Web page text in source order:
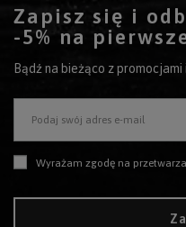
Zapisz się i
-5% na
Bądź na bieżąco z
Podaj swój adres e-mail
Wyrażam zgodę na przetwarzanie moich danych osobowych